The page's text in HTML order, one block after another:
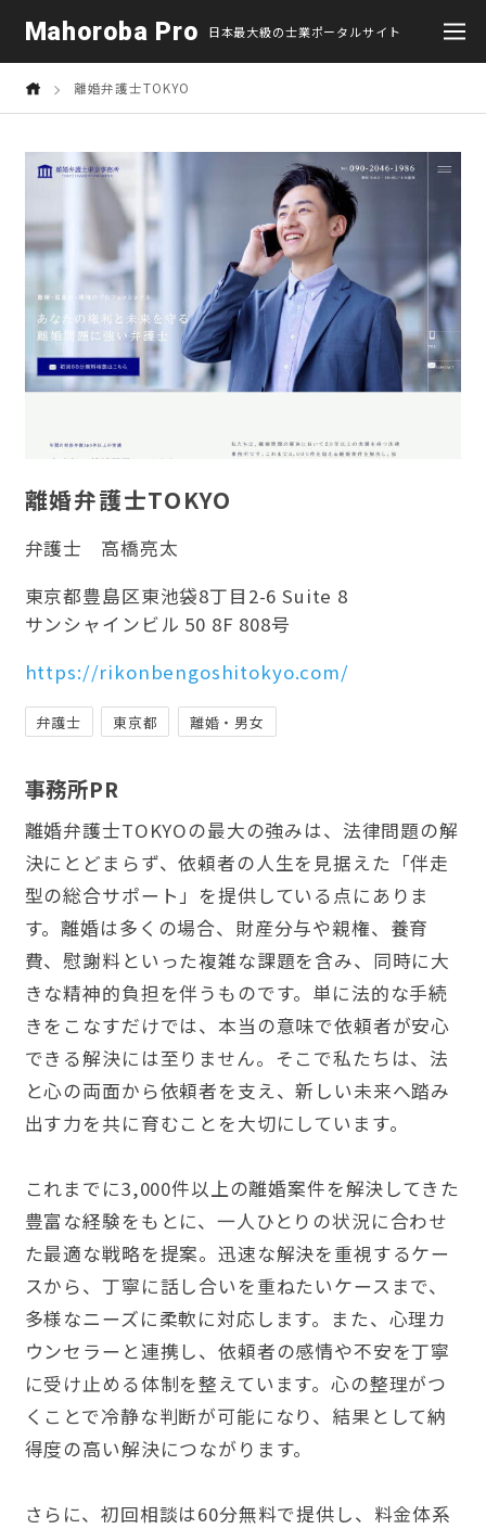
Mahoroba Pro 日本最大級の士業ポータルサイト
離婚弁護士TOKYO
離婚弁護士TOKYO
弁護士
高橋亮太
東京都豊島区東池袋8丁目2-6 Suite 8
サンシャインビル 50 8F 808号
https://rikonbengoshitokyo.com/
弁護士 東京都 離婚・男女
事務所PR
離婚弁護士TOKYOの最大の強みは、法律問題の解
決にとどまらず、依頼者の人生を見据えた「伴走
型の総合サポート」を提供している点にありま
す。離婚は多くの場合、財産分与や親権、養育
費、慰謝料といった複雑な課題を含み、同時に大
きな精神的負担を伴うものです。単に法的な手続
きをこなすだけでは、本当の意味で依頼者が安心
できる解決には至りません。そこで私たちは、法
と心の両面から依頼者を支え、新しい未来へ踏み
出す力を共に育むことを大切にしています。
これまでに3,000件以上の離婚案件を解決してきた
豊富な経験をもとに、一人ひとりの状況に合わせ
た最適な戦略を提案。迅速な解決を重視するケー
スから、丁寧に話し合いを重ねたいケースまで、
多様なニーズに柔軟に対応します。また、心理カ
ウンセラーと連携し、依頼者の感情や不安を丁寧
に受け止める体制を整えています。心の整理がつ
くことで冷静な判断が可能になり、結果として納
得度の高い解決につながります。
さらに、初回相談は60分無料で提供し、料金体系